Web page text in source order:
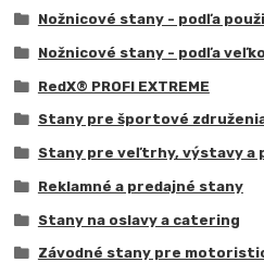
Nožnicové stany - podľa
Nožnicové stany - podľa
RedX® PROFI EXTREME
Stany pre športové
Stany pre veľtrhy, výstavy a
Reklamné a predajné stany
Stany na oslavy a catering
Závodné stany pre